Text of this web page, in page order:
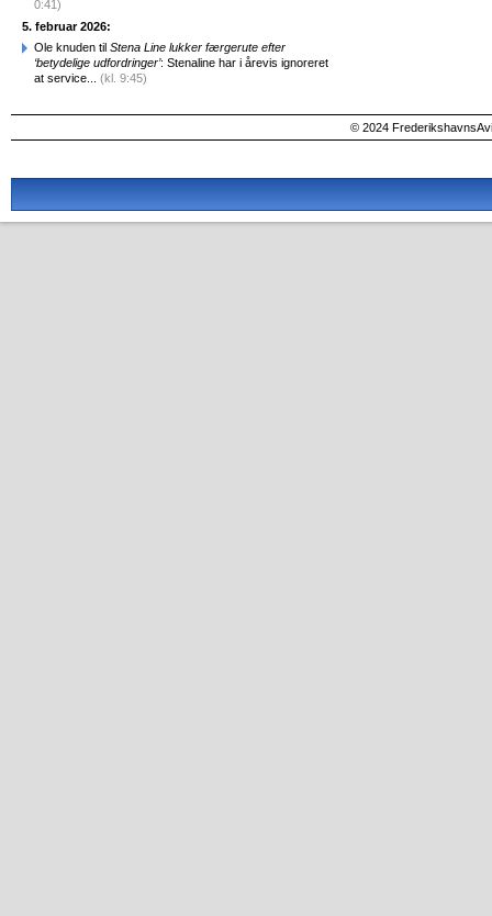
0:41)
5. februar 2026:
Ole knuden til Stena Line lukker færgerute efter
‘betydelige udfordringer’: Stenaline har i årevis ignoreret
at service... (kl. 9:45)
© 2024